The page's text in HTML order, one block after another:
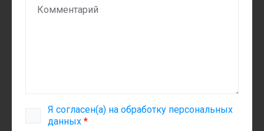
Я согласен(а) на обработку персональных
данных *